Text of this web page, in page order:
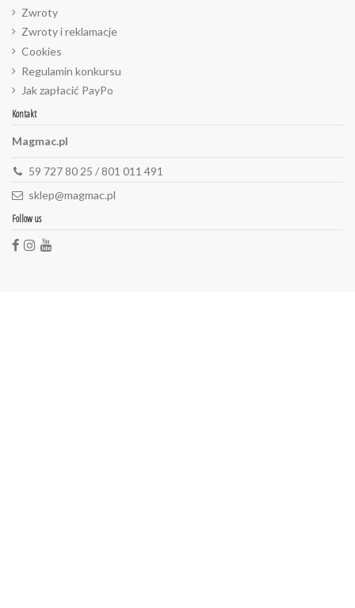
Zwroty
Zwroty i reklamacje
Cookies
Regulamin konkursu
Jak zapłacić PayPo
Kontakt
Magmac.pl
59 727 80 25 / 801 011 491
sklep@magmac.pl
Follow us